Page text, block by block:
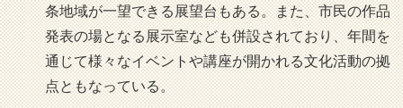
条地域が一望できる展望台もある。また、市民の作品
発表の場となる展示室なども併設されており、年間を
通じて様々なイベントや講座が開かれる文化活動の拠
点ともなっている。